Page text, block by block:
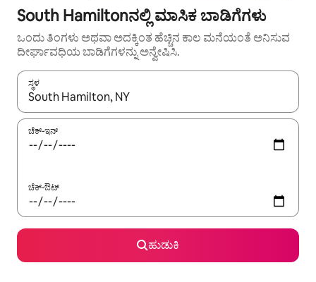
South Hamiltonನಲ್ಲಿ ಮಾಸಿಕ ಬಾಡಿಗೆಗಳು
ಒಂದು ತಿಂಗಳು ಅಥವಾ ಅದಕ್ಕಿಂತ ಹೆಚ್ಚಿನ ಕಾಲ ಮನೆಯಂತೆ ಅನಿಸುವ
ದೀರ್ಘಾವಧಿಯ ಬಾಡಿಗೆಗಳನ್ನು ಅನ್ವೇಷಿಸಿ.
ಸ್ಥಳ
ಫಲಿತಾಂಶಗಳು ಲಭ್ಯವಿರುವಾಗ, ಅಪ್ ಮತ್ತು ಡೌನ್ ಬಾಣದ ಕೀಲಿಗಳೊಂದಿಗೆ
ಚೆಕ್-ಇನ್
ಚೆಕ್-ಔಟ್
ಹುಡುಕಿ